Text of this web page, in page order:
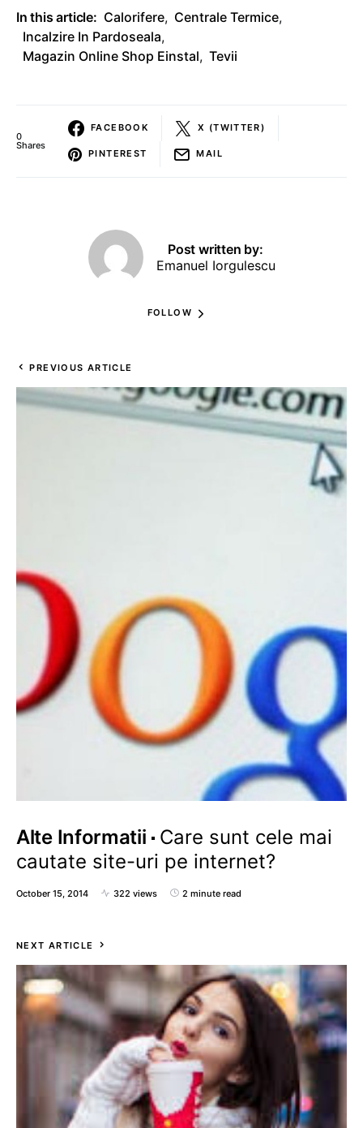
In this article: Calorifere, Centrale Termice,
Incalzire In Pardoseala,
Magazin Online Shop Einstal, Tevii
0
Shares
FACEBOOK X (TWITTER)
PINTEREST MAIL
Post written by:
Emanuel Iorgulescu
FOLLOW
PREVIOUS ARTICLE
Alte Informatii
Care sunt cele mai
cautate site-uri pe internet?
October 15, 2014 322 views 2 minute read
NEXT ARTICLE